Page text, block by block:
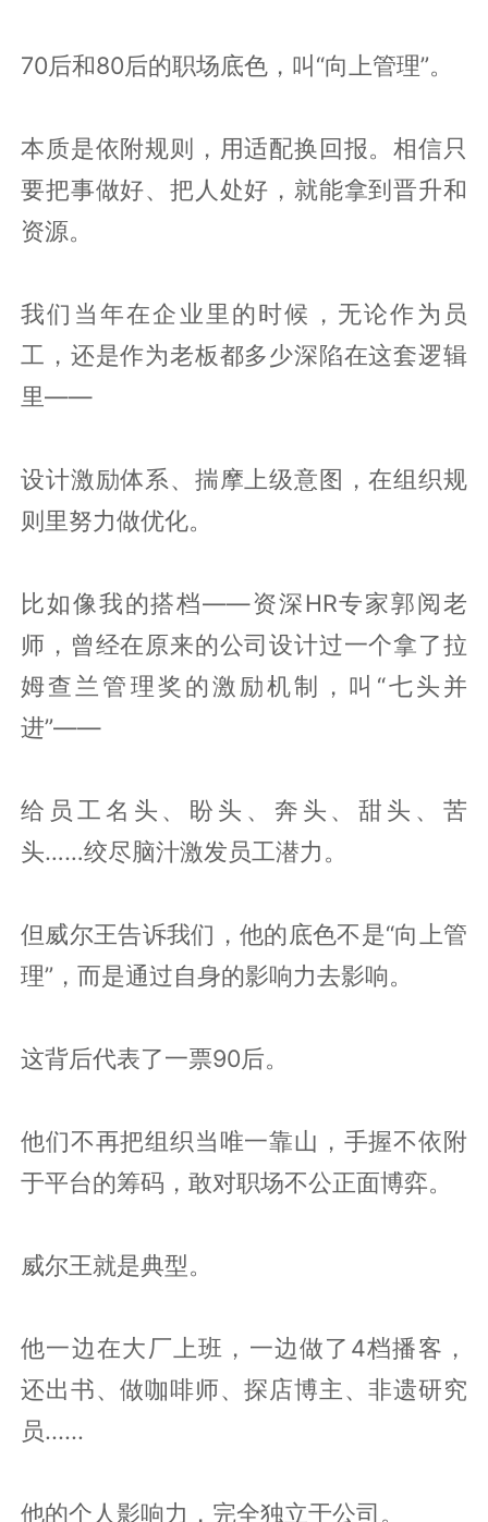
70后和80后的职场底色，叫“向上管理”。
本质是依附规则，用适配换回报。相信只
要把事做好、把人处好，就能拿到晋升和
资源。
我们当年在企业里的时候，无论作为员
工，还是作为老板都多少深陷在这套逻辑
里——
设计激励体系、揣摩上级意图，在组织规
则里努力做优化。
比如像我的搭档——资深HR专家郭阅老
师，曾经在原来的公司设计过一个拿了拉
姆查兰管理奖的激励机制，叫“七头并
进”——
给员工名头、盼头、奔头、甜头、苦
头……绞尽脑汁激发员工潜力。
但威尔王告诉我们，他的底色不是“向上管
理”，而是通过自身的影响力去影响。
这背后代表了一票90后。
他们不再把组织当唯一靠山，手握不依附
于平台的筹码，敢对职场不公正面博弈。
威尔王就是典型。
他一边在大厂上班，一边做了4档播客，
还出书、做咖啡师、探店博主、非遗研究
员......
他的个人影响力，完全独立于公司。